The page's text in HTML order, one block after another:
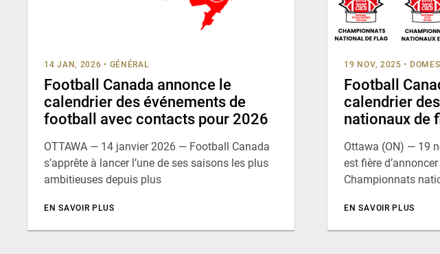
14 JAN, 2026 • GÉNÉRAL
Football Canada annonce le
calendrier des événements de
football avec contacts pour 2026
OTTAWA — 14 janvier 2026 — Football Canada
s’apprête à lancer l’une de ses saisons les plus
ambitieuses depuis plus
EN SAVOIR PLUS
19 NOV, 2025 •
Football
calendrier
nationaux de
Ottawa (ON) — 19
est fière
Championnats
EN SAVOIR PLUS